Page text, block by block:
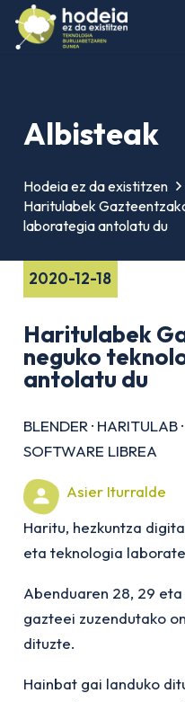
Albisteak
Hodeia ez da existitzen
Haritulabek
laborategia antolatu du
2020-12-18
Haritulabek
neguko
antolatu du
BLENDER · HARITULAB·
SOFTWARE LIBREA
Asier Iturralde
Haritu, hezkuntza
eta teknologia
Abenduaren 28, 29
gazteei zuzendutako
dituzte.
Hainbat gai landuko